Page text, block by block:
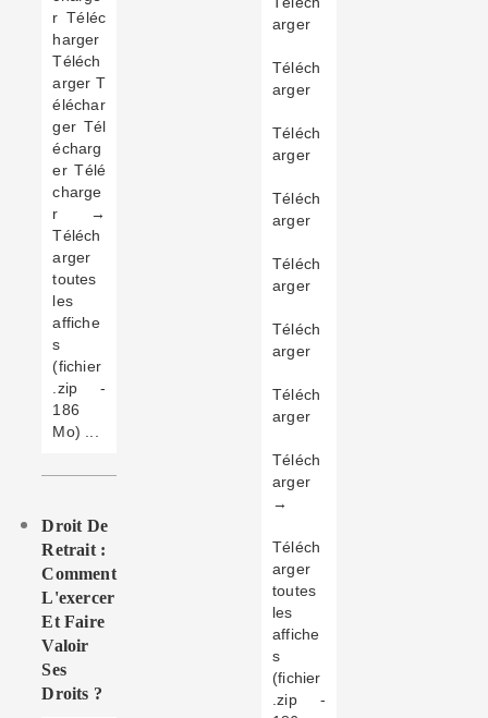
r Téléc
harger
Téléch
arger T
éléchar
ger Tél
écharg
er Télé
charge
r →
Téléch
arger
toutes
les
affiche
s
(fichier
.zip -
186
Mo) ...
Droit De
Retrait :
Comment
L'exercer
Et Faire
Valoir
Ses
Droits ?
arger
Téléch
arger
Téléch
arger
Téléch
arger
Téléch
arger
Téléch
arger
Téléch
arger
Téléch
arger
→
Téléch
arger
toutes
les
affiche
s
(fichier
.zip -